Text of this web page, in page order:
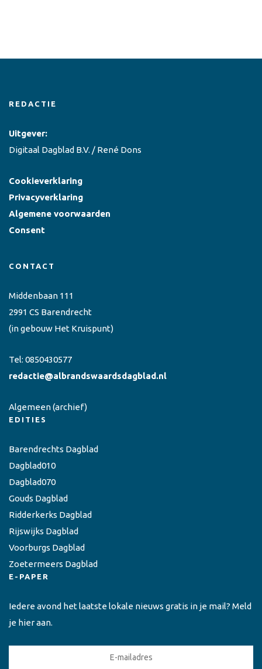
REDACTIE
Uitgever:
Digitaal Dagblad B.V. / René Dons
Cookieverklaring
Privacyverklaring
Algemene voorwaarden
Consent
CONTACT
Middenbaan 111
2991 CS Barendrecht
(in gebouw Het Kruispunt)
Tel: 0850430577
redactie@albrandswaardsdagblad.nl
Algemeen(archief)
EDITIES
Barendrechts Dagblad
Dagblad010
Dagblad070
Gouds Dagblad
Ridderkerks Dagblad
Rijswijks Dagblad
Voorburgs Dagblad
Zoetermeers Dagblad
E-PAPER
Iedere avond het laatste lokale nieuws gratis in je mail? Meld
je hier aan.